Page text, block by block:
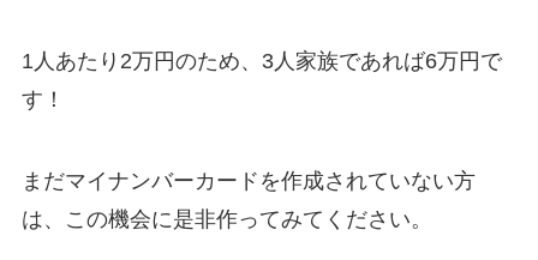
1人あたり2万円のため、3人家族であれば6万円で
す！
まだマイナンバーカードを作成されていない方
は、この機会に是非作ってみてください。